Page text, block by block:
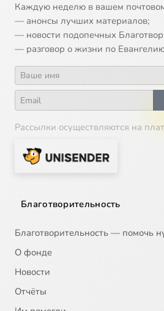
Каждую неделю в вашем
— анонсы лучших материалов;
— новости подопечных
— разговор о жизни по
Рассылки осуществляются на
Благотворительность
Благотворительность — помочь
О фонде
Новости
Отчёты